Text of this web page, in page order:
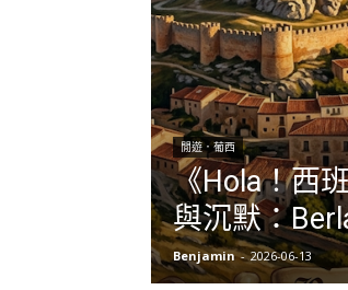
閒遊．葡西
《Hola！西
與沉默：
Benjamin - 2026-06-13